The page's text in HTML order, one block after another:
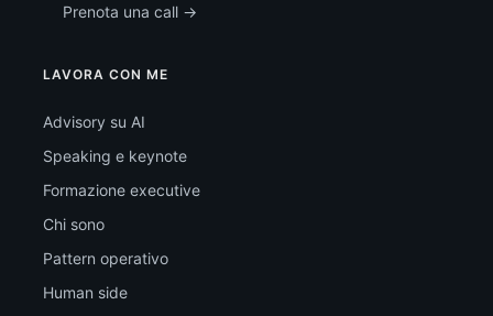
Prenota una call →
LAVORA CON ME
Advisory su AI
Speaking e keynote
Formazione executive
Chi sono
Pattern operativo
Human side